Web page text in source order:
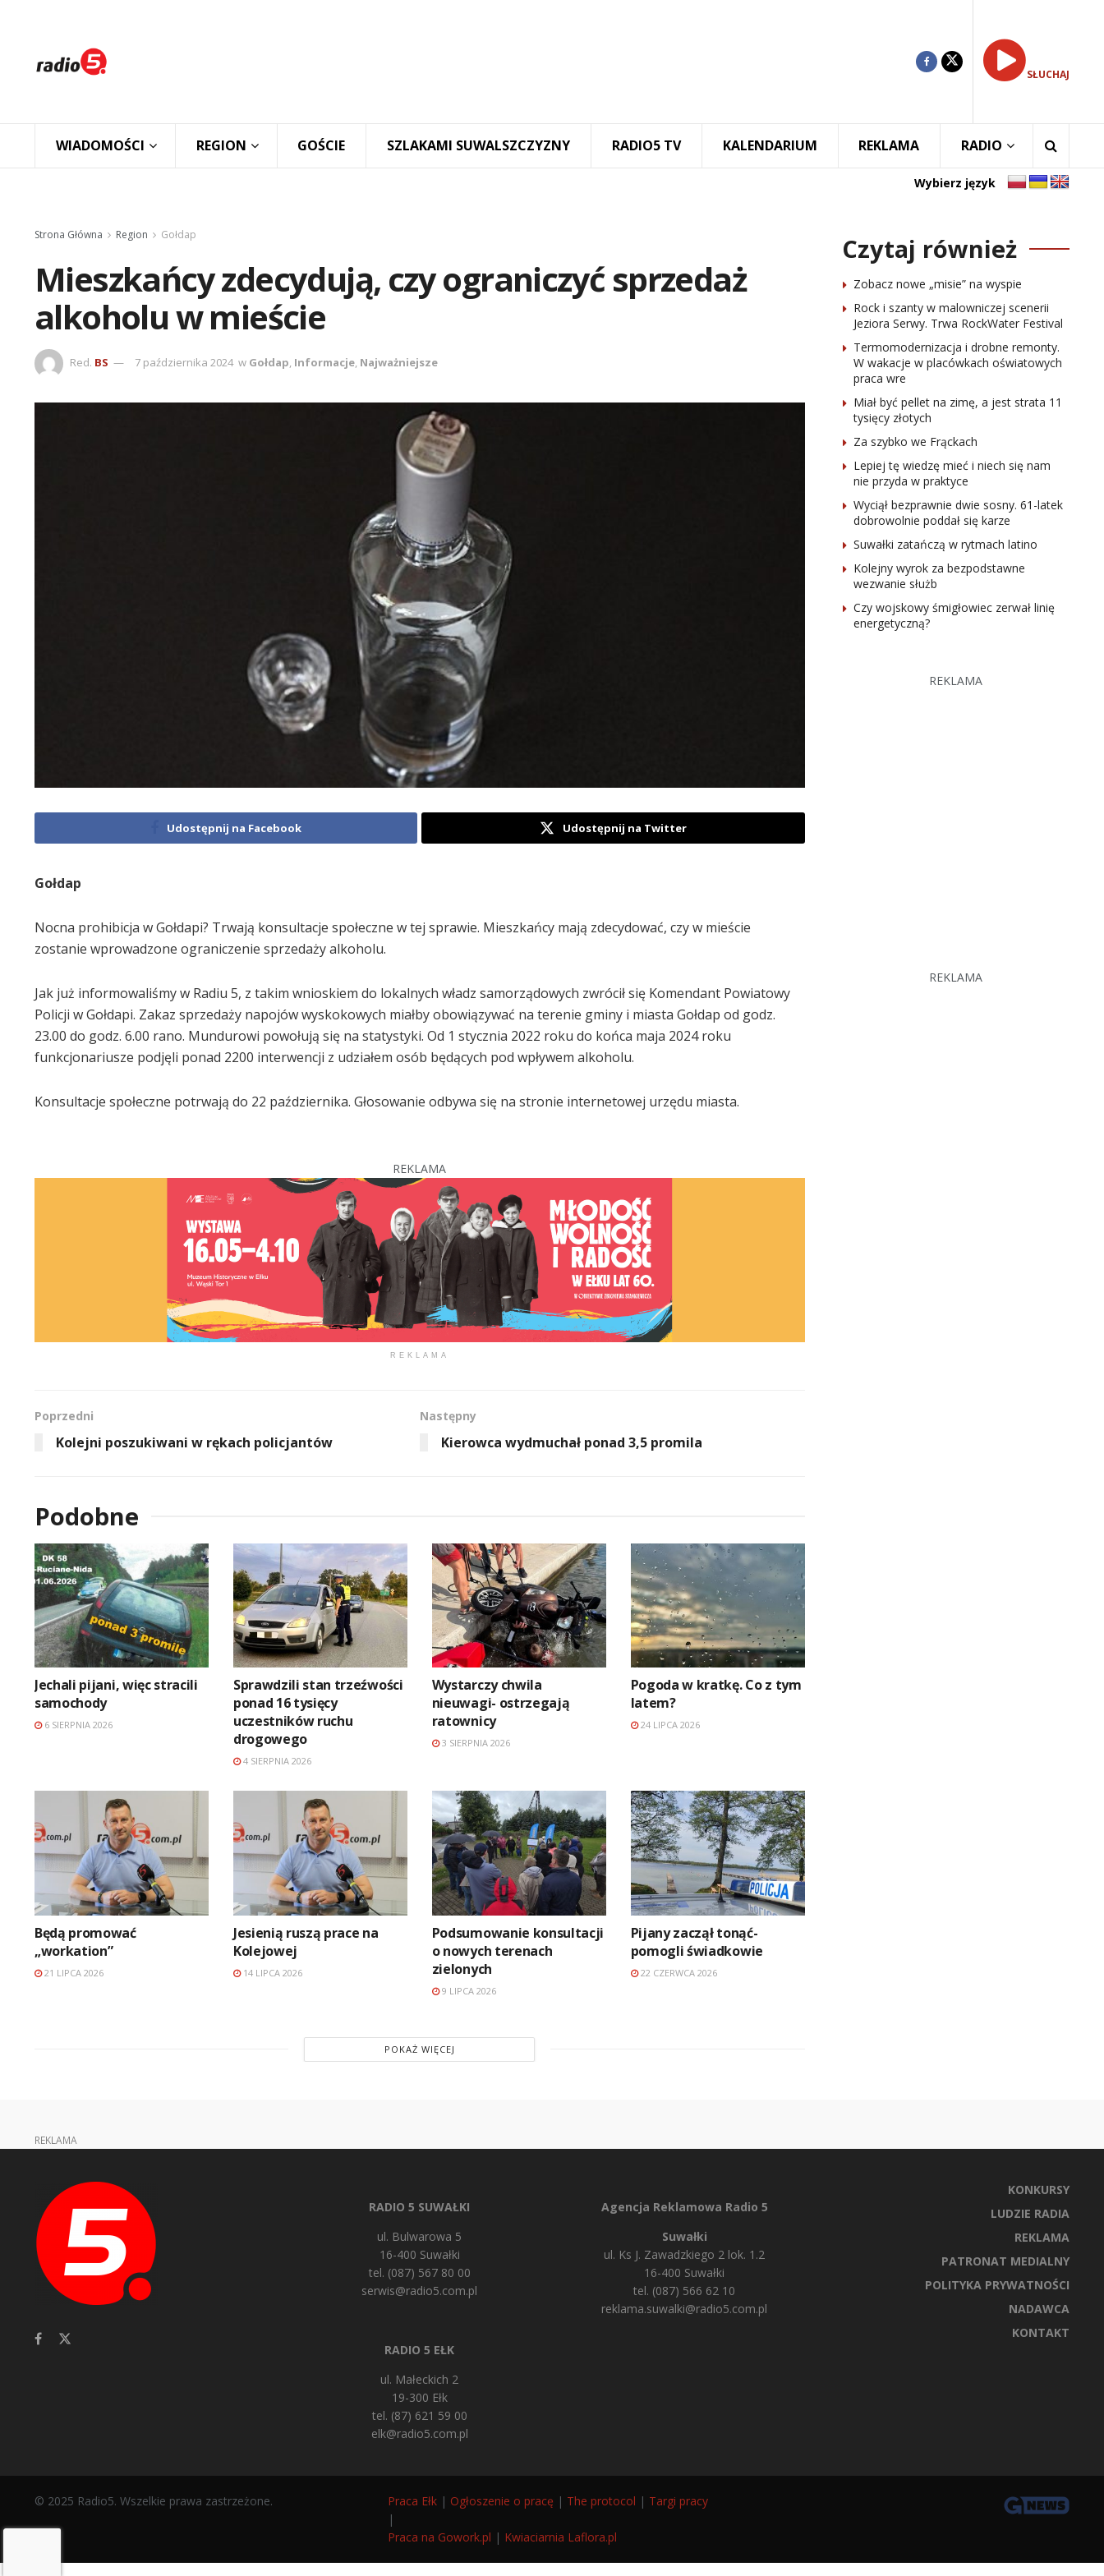
SŁUCHAJ
WIADOMOŚCI REGION GOŚCIE SZLAKAMI SUWALSZCZYZNY RADIO5 TV KALENDARIUM REKLAMA RADIO
Wybierz język
Strona Główna Region Gołdap
Mieszkańcy zdecydują, czy ograniczyć sprzedaż
alkoholu w mieście
Red. BS 7 października 2024 w Gołdap, Informacje, Najważniejsze
Udostępnij na Facebook Udostępnij na Twitter
Gołdap
Nocna prohibicja w Gołdapi? Trwają konsultacje społeczne w tej sprawie. Mieszkańcy mają zdecydować, czy w mieście
zostanie wprowadzone ograniczenie sprzedaży alkoholu.
Jak już informowaliśmy w Radiu 5, z takim wnioskiem do lokalnych władz samorządowych zwrócił się Komendant Powiatowy
Policji w Gołdapi. Zakaz sprzedaży napojów wyskokowych miałby obowiązywać na terenie gminy i miasta Gołdap od godz.
23.00 do godz. 6.00 rano. Mundurowi powołują się na statystyki. Od 1 stycznia 2022 roku do końca maja 2024 roku
funkcjonariusze podjęli ponad 2200 interwencji z udziałem osób będących pod wpływem alkoholu.
Konsultacje społeczne potrwają do 22 października. Głosowanie odbywa się na stronie internetowej urzędu miasta.
REKLAMA
REKLAMA
Poprzedni
Kolejni poszukiwani w rękach policjantów
Następny
Kierowca wydmuchał ponad 3,5 promila
Podobne
Jechali pijani, więc stracili
samochody
6 SIERPNIA 2026
Sprawdzili stan trzeźwości
ponad 16 tysięcy
uczestników ruchu
drogowego
4 SIERPNIA 2026
Wystarczy chwila
nieuwagi- ostrzegają
ratownicy
3 SIERPNIA 2026
Pogoda w kratkę. Co z tym
latem?
24 LIPCA 2026
Będą promować
„workation”
21 LIPCA 2026
Jesienią ruszą prace na
Kolejowej
14 LIPCA 2026
Podsumowanie konsultacji
o nowych terenach
zielonych
9 LIPCA 2026
Pijany zaczął tonąć-
pomogli świadkowie
22 CZERWCA 2026
POKAŻ WIĘCEJ
Czytaj również
Zobacz nowe „misie” na wyspie
Rock i szanty w malowniczej scenerii
Jeziora Serwy. Trwa RockWater Festival
Termomodernizacja i drobne remonty.
W wakacje w placówkach oświatowych
praca wre
Miał być pellet na zimę, a jest strata 11
tysięcy złotych
Za szybko we Frąckach
Lepiej tę wiedzę mieć i niech się nam
nie przyda w praktyce
Wyciął bezprawnie dwie sosny. 61-latek
dobrowolnie poddał się karze
Suwałki zatańczą w rytmach latino
Kolejny wyrok za bezpodstawne
wezwanie służb
Czy wojskowy śmigłowiec zerwał linię
energetyczną?
REKLAMA
REKLAMA
REKLAMA
RADIO 5 SUWAŁKI
ul. Bulwarowa 5
16-400 Suwałki
tel. (087) 567 80 00
serwis@radio5.com.pl
RADIO 5 EŁK
ul. Małeckich 2
19-300 Ełk
tel. (87) 621 59 00
elk@radio5.com.pl
Agencja Reklamowa Radio 5
Suwałki
ul. Ks J. Zawadzkiego 2 lok. 1.2
16-400 Suwałki
tel. (087) 566 62 10
reklama.suwalki@radio5.com.pl
KONKURSY
LUDZIE RADIA
REKLAMA
PATRONAT MEDIALNY
POLITYKA PRYWATNOŚCI
NADAWCA
KONTAKT
© 2025 Radio5. Wszelkie prawa zastrzeżone. Praca Ełk | Ogłoszenie o pracę | The protocol | Targi pracy
|
Praca na Gowork.pl | Kwiaciarnia Laflora.pl